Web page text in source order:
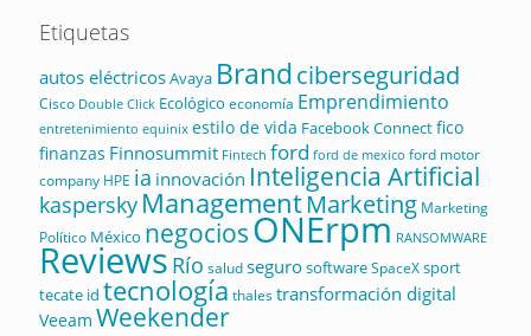
Etiquetas
autos eléctricosAvaya Brandciberseguridad
Cisco Double Click Ecológico economía Emprendimiento
entretenimiento equinix estilo de vida Facebook Connectfico
finanzas Finnosummit Fintech ford ford de mexico ford motor
company HPE ia innovación Inteligencia Artificial
kaspersky ManagementMarketing Marketing
Político México negociosONErpm RANSOMWARE
Reviews Río saludsegurosoftwareSpaceXsport
tecate id tecnología thalestransformación digital
Veeam Weekender